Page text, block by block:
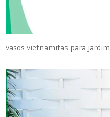
vasos vietnamitas para jardim